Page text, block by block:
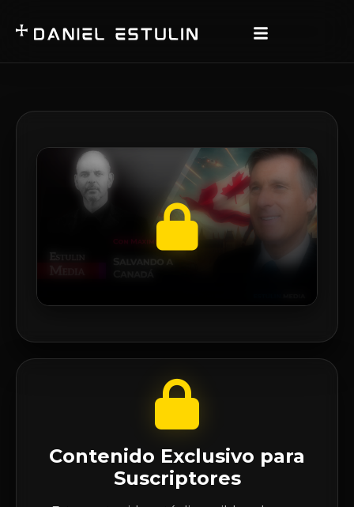
Contenido Exclusivo para
Suscriptores